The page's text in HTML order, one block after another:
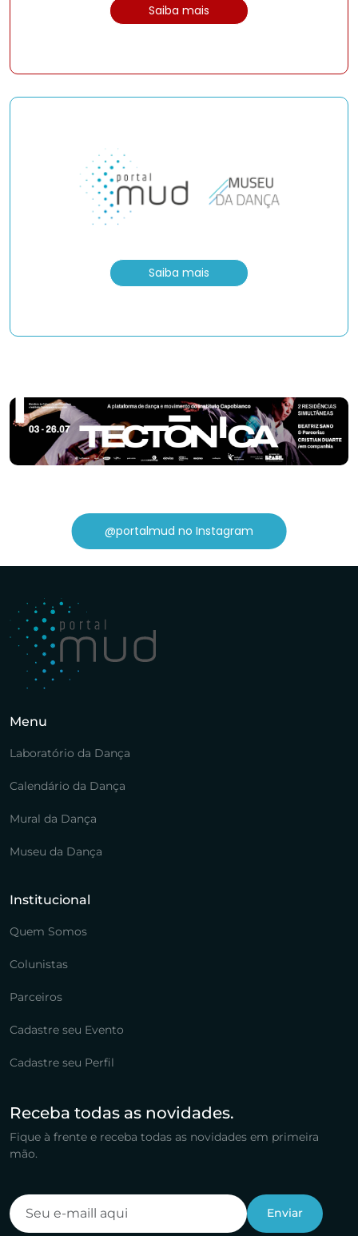
Saiba mais
Saiba mais
@portalmud no Instagram
Menu
Laboratório da Dança
Calendário da Dança
Mural da Dança
Museu da Dança
Institucional
Quem Somos
Colunistas
Parceiros
Cadastre seu Evento
Cadastre seu Perfil
Receba todas as novidades.
Fique à frente e receba todas as novidades em primeira
mão.